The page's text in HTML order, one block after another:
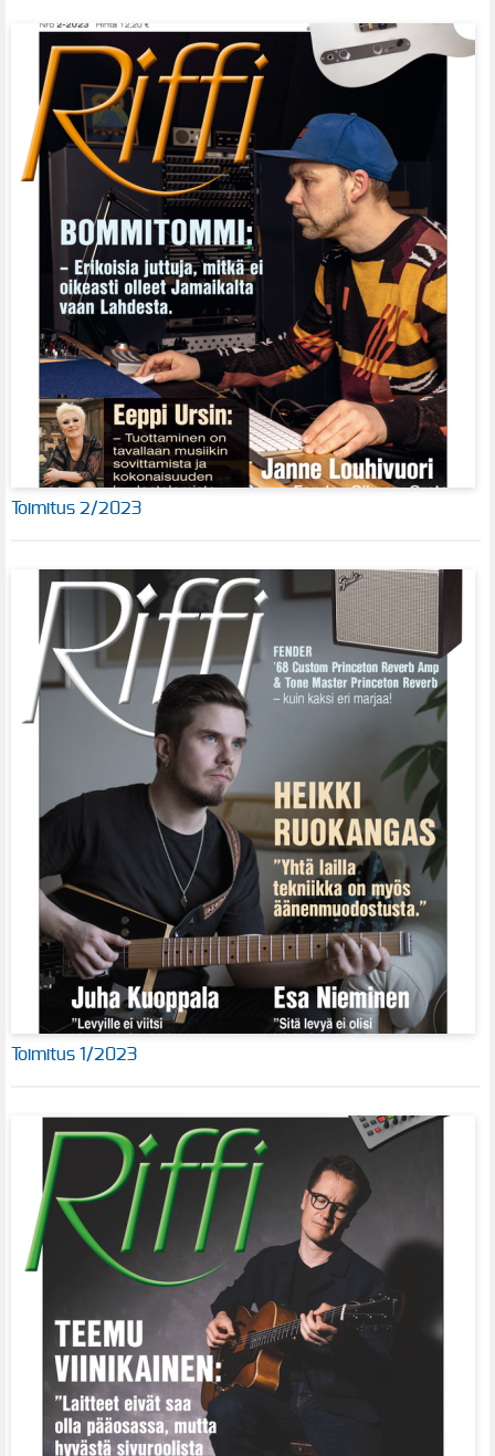
Toimitus 2/2023
Toimitus 1/2023